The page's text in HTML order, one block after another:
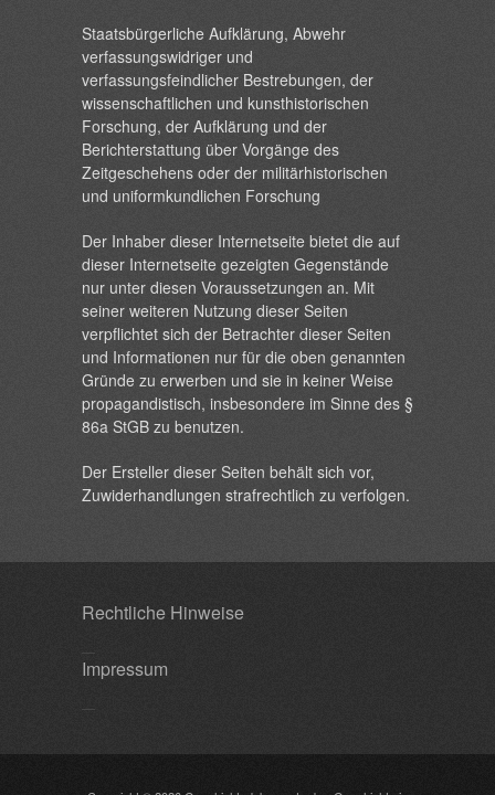
Staatsbürgerliche Aufklärung, Abwehr
verfassungswidriger und
verfassungsfeindlicher Bestrebungen, der
wissenschaftlichen und kunsthistorischen
Forschung, der Aufklärung und der
Berichterstattung über Vorgänge des
Zeitgeschehens oder der militärhistorischen
und uniformkundlichen Forschung
Der Inhaber dieser Internetseite bietet die auf
dieser Internetseite gezeigten Gegenstände
nur unter diesen Voraussetzungen an. Mit
seiner weiteren Nutzung dieser Seiten
verpflichtet sich der Betrachter dieser Seiten
und Informationen nur für die oben genannten
Gründe zu erwerben und sie in keiner Weise
propagandistisch, insbesondere im Sinne des §
86a StGB zu benutzen.
Der Ersteller dieser Seiten behält sich vor,
Zuwiderhandlungen strafrechtlich zu verfolgen.
Rechtliche Hinweise
Impressum